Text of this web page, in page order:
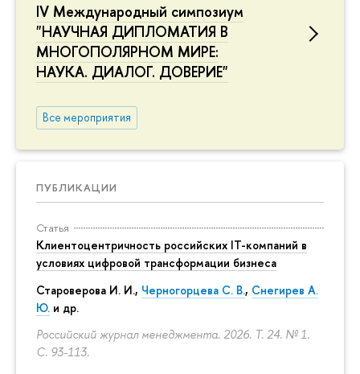
IV Международный симпозиум
"НАУЧНАЯ ДИПЛОМАТИЯ В
МНОГОПОЛЯРНОМ МИРЕ:
НАУКА. ДИАЛОГ. ДОВЕРИЕ"
Все мероприятия
ПУБЛИКАЦИИ
Статья
Клиентоцентричность российских IT-компаний в
условиях цифровой трансформации бизнеса
Староверова И. И., Черногорцева С. В., Снегирев А.
Ю. и др.
Российский журнал менеджмента. 2026. Т. 24. № 1.
С. 93-113.